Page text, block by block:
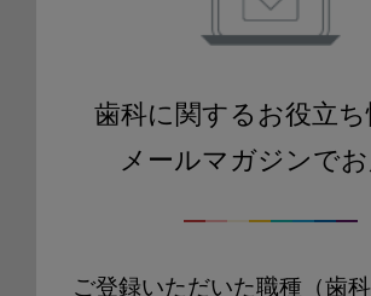
歯科に関するお役立ち
メールマガジンでお
ご登録いただいた職種（歯